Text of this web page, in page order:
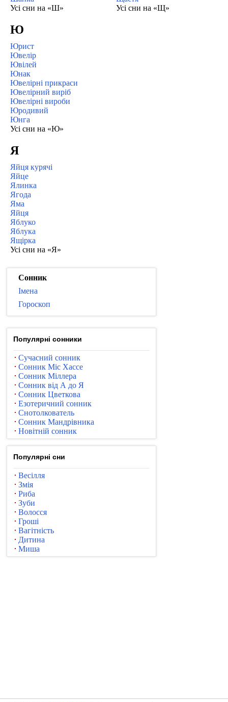
Усі сни на «Ш»
Усі сни на «Щ»
Ю
Юрист
Ювелір
Ювілей
Юнак
Ювелірні прикраси
Ювелірний виріб
Ювелірні вироби
Юродивий
Юнга
Усі сни на «Ю»
Я
Яйця курячі
Яйце
Ялинка
Ягода
Яма
Яйця
Яблуко
Яблука
Ящірка
Усі сни на «Я»
Сонник
Імена
Гороскоп
Популярні сонники
Сучасний сонник
Сонник Міс Хассе
Сонник Міллера
Сонник від А до Я
Сонник Цветкова
Езотеричний сонник
Снотолкователь
Сонник Мандрівника
Новітній сонник
Популярні сни
Весілля
Змія
Риба
Зуби
Волосся
Гроші
Вагітність
Дитина
Миша